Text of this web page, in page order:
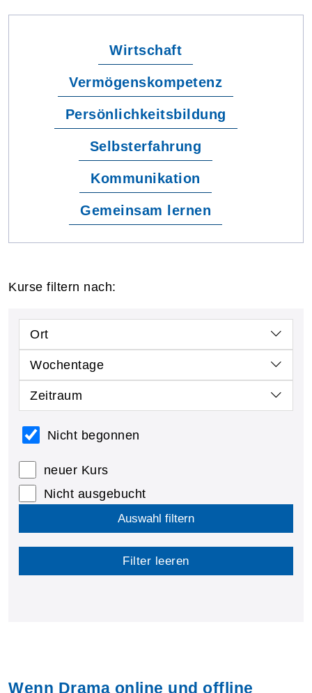
Wirtschaft
Vermögenskompetenz
Persönlichkeitsbildung
Selbsterfahrung
Kommunikation
Gemeinsam lernen
Kurse filtern nach:
Ort
Wochentage
Zeitraum
Nicht begonnen
neuer Kurs
Nicht ausgebucht
Auswahl filtern
Filter leeren
Wenn Drama online und offline